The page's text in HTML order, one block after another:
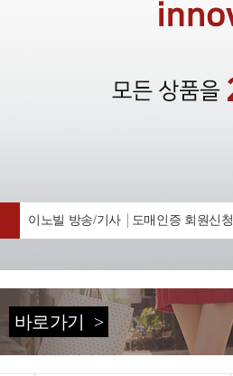
이노빌 방송/기사 도매인증 회원신청
바로가기 >